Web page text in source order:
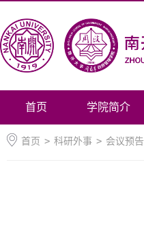
首页 学院简介
首页 > 科研外事 > 会议预告